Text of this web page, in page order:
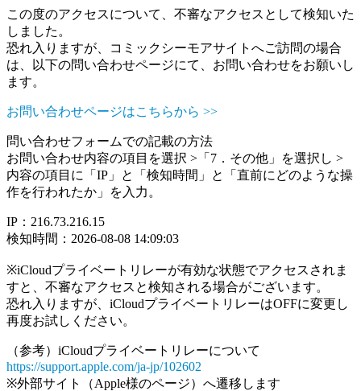
この度のアクセスについて、不審なアクセスとして検知いた
しました。
恐れ入りますが、コミックシーモアサイトへご訪問の場合
は、以下の問い合わせページにて、お問い合わせをお願いし
ます。
お問い合わせページはこちらから >>
問い合わせフォームでの記載の方法
お問い合わせ内容の項目を選択 >「7．その他」を選択し >
内容の項目に「IP」と「検知時間」と「直前にどのような操
作を行われたか」を入力。
IP：216.73.216.15
検知時間：2026-08-08 14:09:03
※iCloudプライベートリレーが有効な状態でアクセスされま
すと、不審なアクセスと検知される場合がございます。
恐れ入りますが、iCloudプライベートリレーはOFFに変更し
再度お試しください。
（参考）iCloudプライベートリレーについて
https://support.apple.com/ja-jp/102602
※外部サイト（Apple様のページ）へ遷移します